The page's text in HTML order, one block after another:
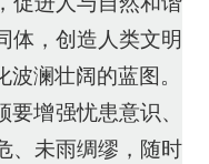
体，创造人类文明
澜壮阔的蓝图。
增强忧患意识、
、未雨绸缪，随时